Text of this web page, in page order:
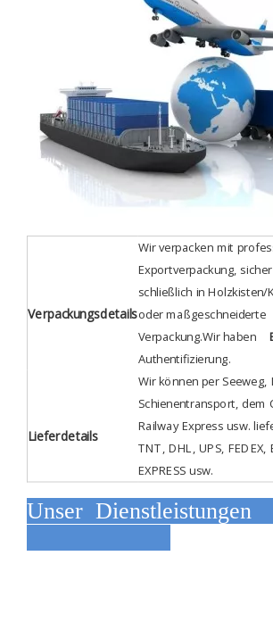
Verpackungsdetails
Wir verpacken mit
Exportverpackung,
schließlich in
oder maßgeschneiderte
Verpackung.Wir haben
Authentifizierung.
Lieferdetails
Wir können per Seeweg,
Schienentransport, dem
Railway Express usw.
TNT, DHL, UPS, FEDEX,
EXPRESS usw.
Unser